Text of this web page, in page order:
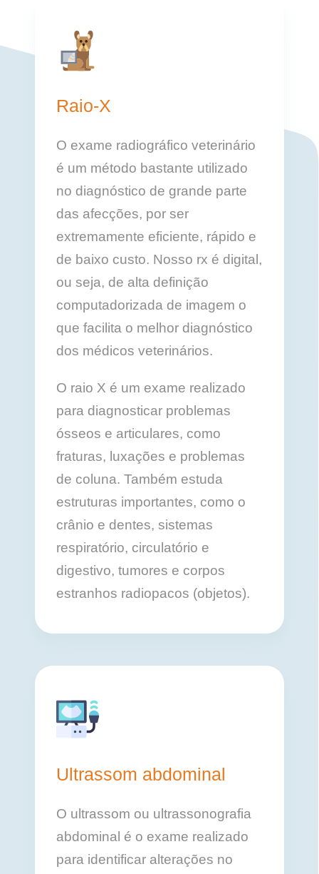
Raio-X
O exame radiográfico veterinário
é um método bastante utilizado
no diagnóstico de grande parte
das afecções, por ser
extremamente eficiente, rápido e
de baixo custo. Nosso rx é digital,
ou seja, de alta definição
computadorizada de imagem o
que facilita o melhor diagnóstico
dos médicos veterinários.
O raio X é um exame realizado
para diagnosticar problemas
ósseos e articulares, como
fraturas, luxações e problemas
de coluna. Também estuda
estruturas importantes, como o
crânio e dentes, sistemas
respiratório, circulatório e
digestivo, tumores e corpos
estranhos radiopacos (objetos).
Ultrassom abdominal
O ultrassom ou ultrassonografia
abdominal é o exame realizado
para identificar alterações no